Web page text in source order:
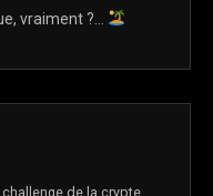
vraiment ?…
challenge de la crypte